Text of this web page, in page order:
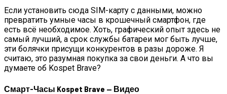
Если установить сюда SIM-карту с данными, можно
превратить умные часы в крошечный смартфон, где
есть всё необходимое. Хоть, графический опыт здесь не
самый лучший, а срок службы батареи мог быть лучше,
эти болячки присущи конкурентов в разы дороже. Я
считаю, это разумная покупка за свои деньги. А что вы
думаете об Kospet Brave?
Смарт-Часы Kospet Brave — Видео